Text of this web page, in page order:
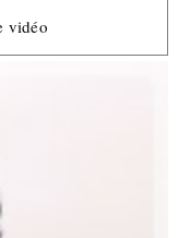
vidéo